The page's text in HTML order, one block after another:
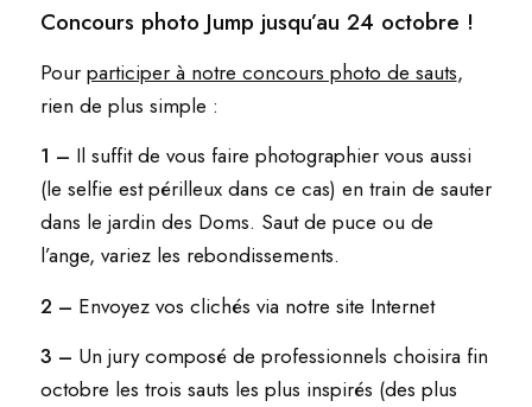
Concours photo Jump jusqu’au 24 octobre !
Pour participer à notre concours photo de sauts,
rien de plus simple :
1 – Il suffit de vous faire photographier vous aussi
(le selfie est périlleux dans ce cas) en train de sauter
dans le jardin des Doms. Saut de puce ou de
l’ange, variez les rebondissements.
2 – Envoyez vos clichés via notre site Internet
3 – Un jury composé de professionnels choisira fin
octobre les trois sauts les plus inspirés (des plus